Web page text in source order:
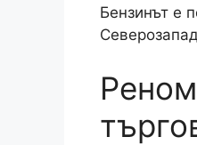
Бензинът е